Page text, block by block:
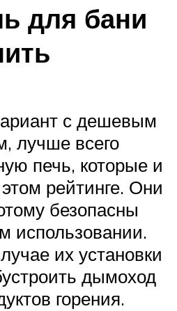
для бани
с дешевым
лучше всего
печь, которые и
рейтинге. Они
безопасны
использовании.
их установки
дымоход
горения.